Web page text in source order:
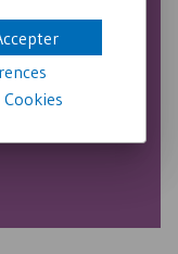
d’une
assumer les
Cookies